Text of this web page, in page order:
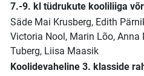
7.-9. kl tüdrukute kooliliiga
Säde Mai Krusberg, Edith
Victoria Nool, Marin Lõo, Anna
Tuberg, Liisa Maasik
Koolidevaheline 3. klasside